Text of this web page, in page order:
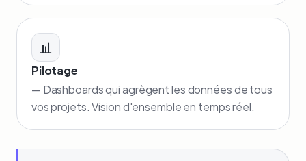
📊
Pilotage
— Dashboards qui agrègent les données de tous
vos projets. Vision d'ensemble en temps réel.